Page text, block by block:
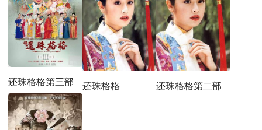
还珠格格第三部 还珠格格 还珠格格第二部